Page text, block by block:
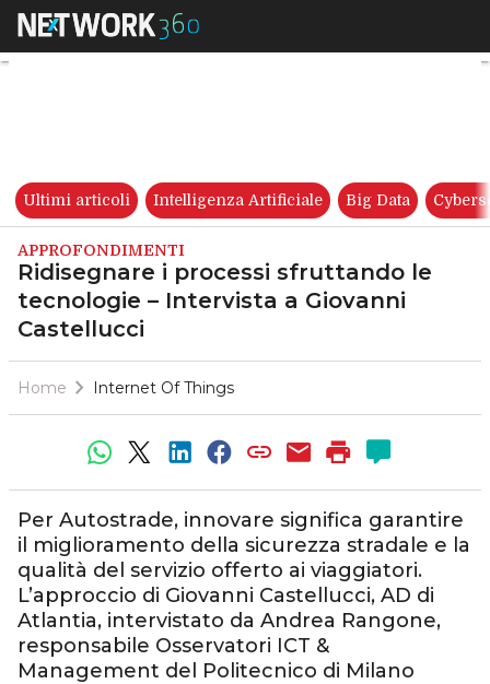
Ridisegnare i processi
Ultimi articoli Intelligenza Artificiale Big Data
APPROFONDIMENTI
Ridisegnare i processi sfruttando le
tecnologie – Intervista a Giovanni
Castellucci
Home Internet Of Things
Per Autostrade, innovare significa garantire
il miglioramento della sicurezza stradale e la
qualità del servizio offerto ai viaggiatori.
L’approccio di Giovanni Castellucci, AD di
Atlantia, intervistato da Andrea Rangone,
responsabile Osservatori ICT &
Management del Politecnico di Milano